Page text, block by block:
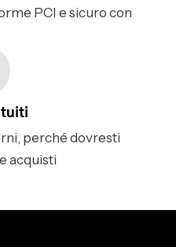
PCI e sicuro con
perché dovresti
acquisti